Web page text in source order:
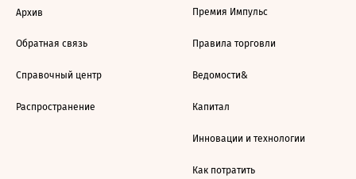
Архив
Обратная связь
Справочный центр
Распространение
Премия Импульс
Правила торговли
Ведомости&
Капитал
Инновации и технологии
Как потратить